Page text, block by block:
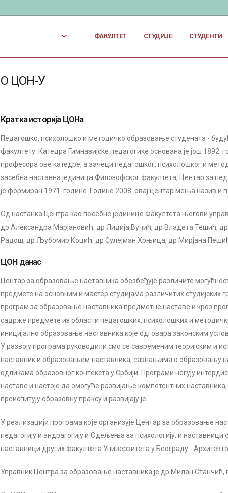
ФАКУЛТЕТ СТУДИЈЕ СТУДЕНТИ
О ЦОН-У
Кратка историја ЦОНа
Педагошко, психолошко и методичко образовање студената -
факултету. Катедра Гимназијске педагогике основана је још 1892.
професора ове катедре, а зачеци педагошког, психолошког и
засебна наставна јединица Филозофског факултета, Центар за
је формиран 1971. године. Године 2008. овај центар мења назив и
Од настанка Центра као посебне јединице Факултета његови
др Александра Марјановић, др Лидија Вучић, др Владета Тешић,
Радош, др Љубомир Коцић, др Сулејман Хрњица, др Мирјана
ЦОН данас
Центар за образовање наставника обезбеђује различите
предмете на основним и мастер студијама различитих студијских
програм за образовање наставника предметне наставе и кроз
садрже предмете из области педагошких, психолошких и
иницијално образовање наставника које одговара законским
У развоју програма руководили смо се савременим теоријским и
наставник и образовањем наставника, сазнањима о образовању
одликама образовног контекста у Србији. Програми негују
наставе и настоје да омогуће развијање компетентних
преиспитују образовну праксу и развијају је.
У реализацији програма које организује Центар за образовање
педагогију и андрагогију и Одељења за психологију, и
наставници других факултета Универзитета у Београду -
Управник Центра за образовање наставника je др Милан Станчић,